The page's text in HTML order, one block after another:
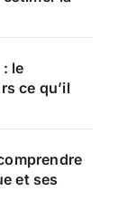
le
ce qu’il
et ses